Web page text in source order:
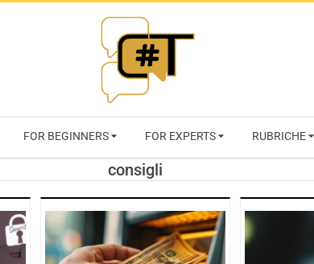
RIVISTA
TRENDS
FOR BEGINNERS FOR EXPERTS RUBRICHE
consigli